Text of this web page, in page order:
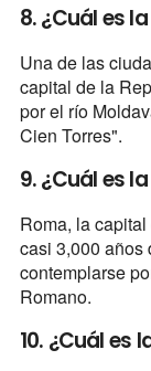
8. ¿Cuál es
Una de las
capital de la
por el río
Cien Torres".
9. ¿Cuál es
Roma, la
casi 3,000 años
contemplarse
Romano.
10. ¿Cuál es